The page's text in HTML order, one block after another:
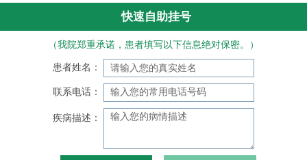
快速自助挂号
（我院郑重承诺，患者填写以下信息绝对保密。）
患者姓名：
联系电话：
疾病描述：